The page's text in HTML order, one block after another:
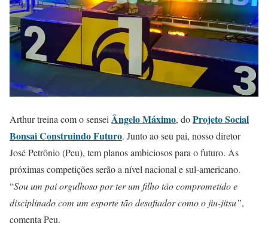
Arthur treina com o sensei Ângelo Máximo, doProjeto Social
Bonsai Construindo Futuro. Junto ao seu pai, nosso diretor
José Petrônio (Peu), tem planos ambiciosos para o futuro. As
próximas competições serão a nível nacional e sul-americano.
“Sou um pai orgulhoso por ter um filho tão comprometido e
disciplinado com um esporte tão desafiador como o jiu-jitsu”,
comenta Peu.